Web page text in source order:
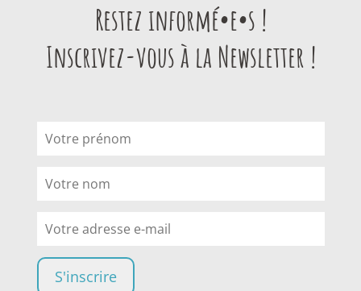
Restez informé•e•s !
Inscrivez-vous à la Newsletter !